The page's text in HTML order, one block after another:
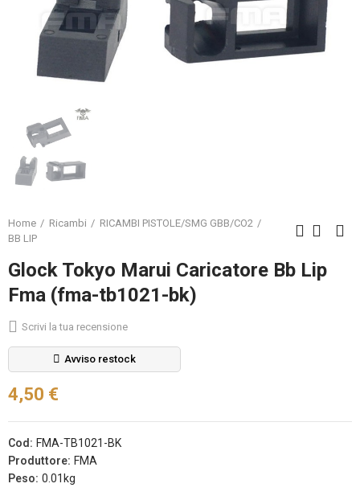
Home Ricambi
RICAMBI PISTOLE/SMG GBB/CO2
BB LIP
Glock Tokyo Marui Caricatore Bb Lip
Fma (fma-tb1021-bk)
Scrivi la tua recensione
Avviso restock
4,50 €
Cod: FMA-TB1021-BK
Produttore: FMA
Peso: 0.01kg